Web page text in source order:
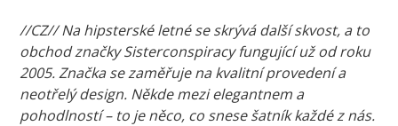
//CZ// Na hipsterské letné se skrývá další skvost, a to
obchod značky Sisterconspiracy fungující už od roku
2005. Značka se zaměřuje na kvalitní provedení a
neotřelý design. Někde mezi elegantnem a
pohodlností – to je něco, co snese šatník každé z nás.